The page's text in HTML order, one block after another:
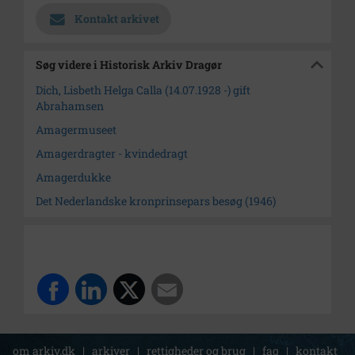
Kontakt arkivet
Søg videre i Historisk Arkiv Dragør
Dich, Lisbeth Helga Calla (14.07.1928 -) gift
Abrahamsen
Amagermuseet
Amagerdragter - kvindedragt
Amagerdukke
Det Nederlandske kronprinsepars besøg (1946)
om arkiv.dk | arkiver | rettigheder og brug | faq | kontakt